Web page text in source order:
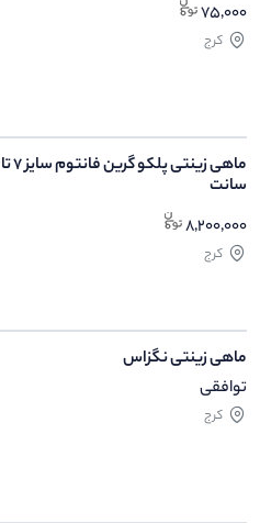
75,000
کرج
سانت
8,200,000
کرج
ماهی زینتی نگزاس
توافقی
کرج